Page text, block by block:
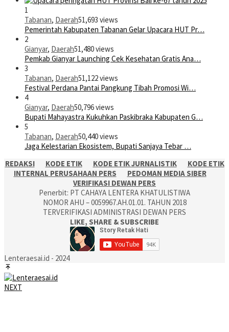
1
Tabanan, Daerah51,693 views
Pemerintah Kabupaten Tabanan Gelar Upacara HUT Pr…
2
Gianyar, Daerah51,480 views
Pemkab Gianyar Launching Cek Kesehatan Gratis Ana…
3
Tabanan, Daerah51,122 views
Festival Perdana Pantai Pangkung Tibah Promosi Wi…
4
Gianyar, Daerah50,796 views
Bupati Mahayastra Kukuhkan Paskibraka Kabupaten G…
5
Tabanan, Daerah50,440 views
Jaga Kelestarian Ekosistem, Bupati Sanjaya Tebar …
REDAKSI
KODE ETIK KODE ETIK JURNALISTIK
KODE ETIK
INTERNAL PERUSAHAAN PERS
PEDOMAN MEDIA SIBER
VERIFIKASI DEWAN PERS
Penerbit: PT CAHAYA LENTERA KHATULISTIWA
NOMOR AHU – 0059967.AH.01.01. TAHUN 2018
TERVERIFIKASI ADMINISTRASI DEWAN PERS
LIKE, SHARE & SUBSCRIBE
Lenteraesai.id - 2024
NEXT